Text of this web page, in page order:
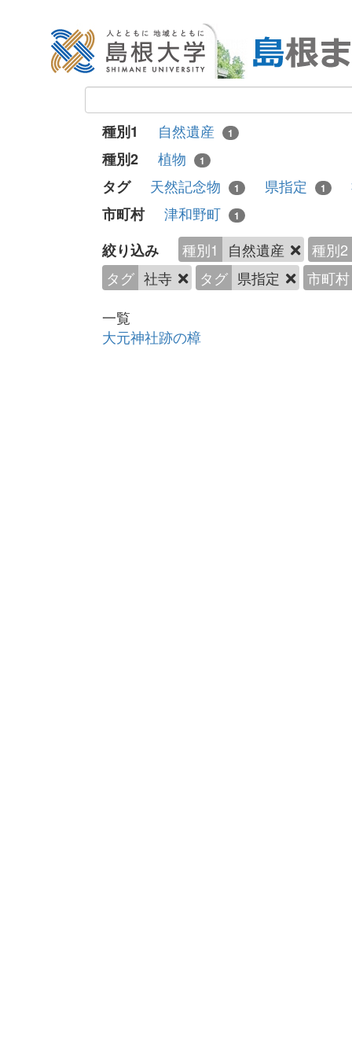
種別1 自然遺産 1
種別2 植物 1
タグ 天然記念物 1 県指定 1
市町村
津和野町 1
絞り込み 種別1 自然遺産
種別2
タグ 社寺 タグ 県指定
市町村
一覧
大元神社跡の樟